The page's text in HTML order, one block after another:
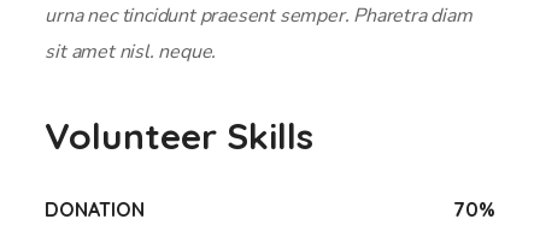
urna nec tincidunt praesent semper. Pharetra diam
sit amet nisl. neque.
Volunteer Skills
DONATION 70%